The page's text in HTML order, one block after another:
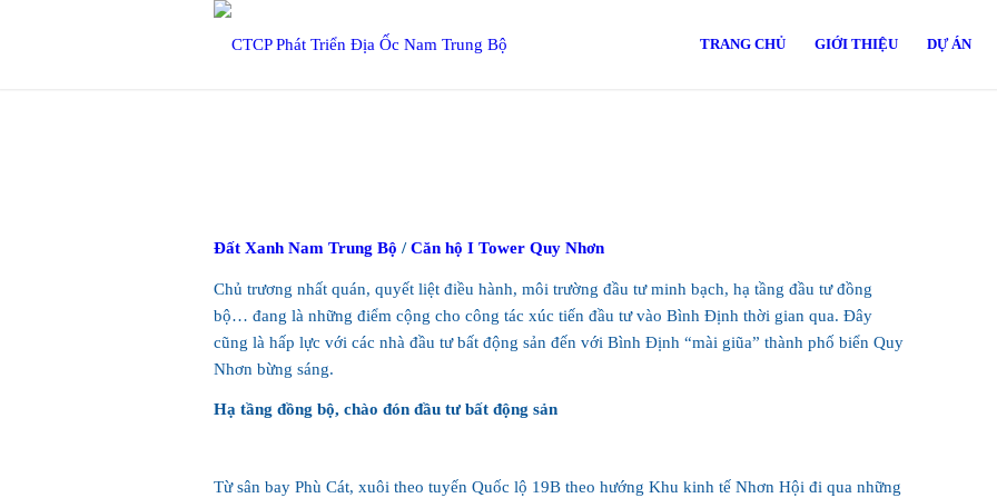
TRANG CHỦ GIỚI THIỆU DỰ ÁN
Đất Xanh Nam Trung Bộ /Căn hộ I Tower Quy Nhơn
Chủ trương nhất quán, quyết liệt điều hành, môi trường đầu tư minh bạch, hạ tầng đầu tư đồng
bộ… đang là những điểm cộng cho công tác xúc tiến đầu tư vào Bình Định thời gian qua. Đây
cũng là hấp lực với các nhà đầu tư bất động sản đến với Bình Định “mài giũa” thành phố biển Quy
Nhơn bừng sáng.
Hạ tầng đồng bộ, chào đón đầu tư bất động sản
Từ sân bay Phù Cát, xuôi theo tuyến Quốc lộ 19B theo hướng Khu kinh tế Nhơn Hội đi qua những